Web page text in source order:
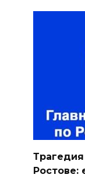
Ростове: